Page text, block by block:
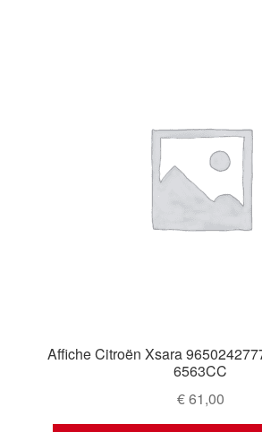
Affiche Citroën Xsara
6563CC
€61,00